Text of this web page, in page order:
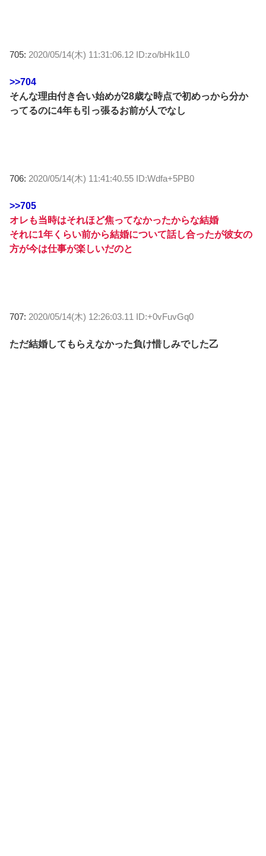
705: 2020/05/14(木) 11:31:06.12 ID:zo/bHk1L0
>>704
そんな理由付き合い始めが28歳な時点で初めっから分か
ってるのに4年も引っ張るお前が人でなし
706: 2020/05/14(木) 11:41:40.55 ID:Wdfa+5PB0
>>705
オレも当時はそれほど焦ってなかったからな結婚
それに1年くらい前から結婚について話し合ったが彼女の
方が今は仕事が楽しいだのと
707: 2020/05/14(木) 12:26:03.11 ID:+0vFuvGq0
ただ結婚してもらえなかった負け惜しみでした乙